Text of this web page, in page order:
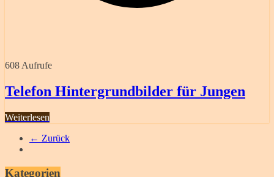
608 Aufrufe
Telefon Hintergrundbilder für Jungen
Weiterlesen
← Zurück
Kategorien